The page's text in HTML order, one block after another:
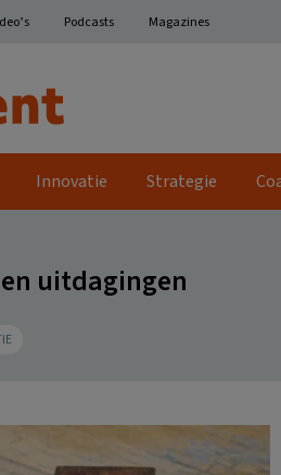
Podcasts Magazines
Innovatie Strategie
uitdagingen